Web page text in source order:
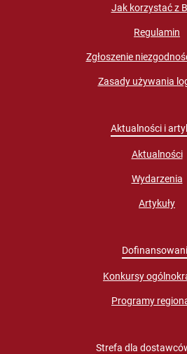
Jak korzystać z
Regulamin
Zgłoszenie
Zasady używania
Aktualności i
Aktualności
Wydarzenia
Artykuły
Konkursy
Programy
Strefa dla